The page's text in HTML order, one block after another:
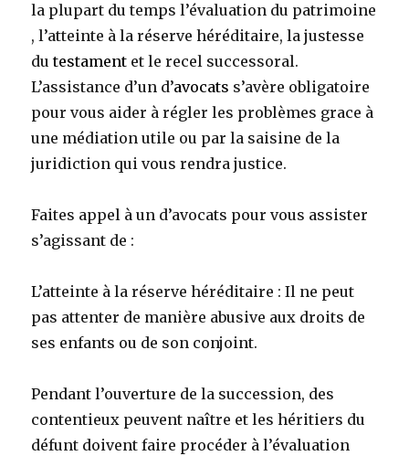
la plupart du temps l’évaluation du patrimoine
, l’atteinte à la réserve héréditaire, la justesse
dutestament et le recel successoral.
L’assistance d’un d’avocats s’avère obligatoire
pour vous aider à régler les problèmes grace à
une médiation utile ou par la saisine de la
juridiction qui vous rendra justice.
Faites appel à un d’avocats pour vous assister
s’agissant de :
L’atteinte à la réserve héréditaire : Il ne peut
pas attenter de manière abusive aux droits de
ses enfants ou de son conjoint.
Pendant l’ouverture de la succession, des
contentieux peuvent naître et les héritiers du
défunt doivent faire procéder à l’évaluation